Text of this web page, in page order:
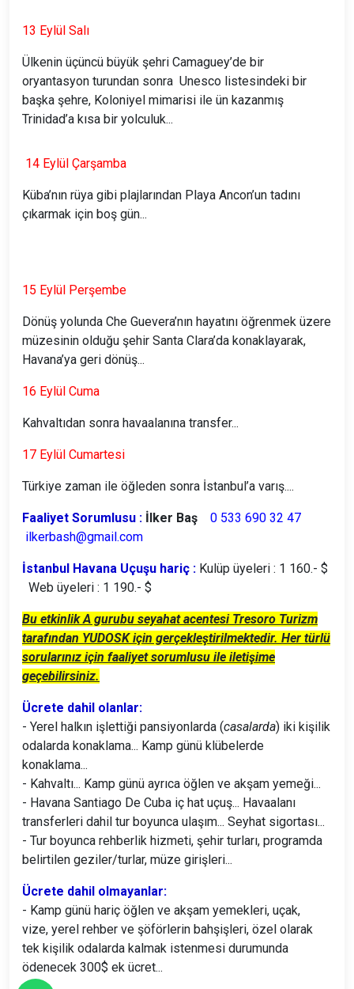
13 Eylül Salı
Ülkenin üçüncü büyük şehri Camaguey’de bir
oryantasyon turundan sonra Unesco listesindeki bir
başka şehre, Koloniyel mimarisi ile ün kazanmış
Trinidad’a kısa bir yolculuk...
14 Eylül Çarşamba
Küba’nın rüya gibi plajlarından Playa Ancon’un tadını
çıkarmak için boş gün...
15 Eylül Perşembe
Dönüş yolunda Che Guevera’nın hayatını öğrenmek üzere
müzesinin olduğu şehir Santa Clara’da konaklayarak,
Havana’ya geri dönüş...
16 Eylül Cuma
Kahvaltıdan sonra havaalanına transfer...
17 Eylül Cumartesi
Türkiye zaman ile öğleden sonra İstanbul’a varış....
Faaliyet Sorumlusu : İlker Baş
0 533 690 32 47
ilkerbash@gmail.com
İstanbul Havana Uçuşu hariç : Kulüp üyeleri : 1 160.- $
Web üyeleri : 1 190.- $
Bu etkinlik A gurubu seyahat acentesi Tresoro Turizm
tarafından YUDOSK için gerçekleştirilmektedir. Her türlü
sorularınız için faaliyet sorumlusu ile iletişime
geçebilirsiniz.
Ücrete dahil olanlar:
- Yerel halkın işlettiği pansiyonlarda (casalarda) iki kişilik
odalarda konaklama... Kamp günü klübelerde
konaklama...
- Kahvaltı... Kamp günü ayrıca öğlen ve akşam yemeği...
- Havana Santiago De Cuba iç hat uçuş... Havaalanı
transferleri dahil tur boyunca ulaşım... Seyhat sigortası...
- Tur boyunca rehberlik hizmeti, şehir turları, programda
belirtilen geziler/turlar, müze girişleri...
Ücrete dahil olmayanlar:
- Kamp günü hariç öğlen ve akşam yemekleri, uçak,
vize, yerel rehber ve şöförlerin bahşişleri, özel olarak
tek kişilik odalarda kalmak istenmesi durumunda
ödenecek 300$ ek ücret...